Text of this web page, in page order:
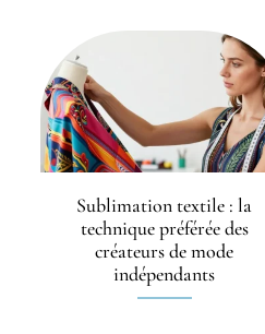
Sublimation textile : la
technique préférée des
créateurs de mode
indépendants